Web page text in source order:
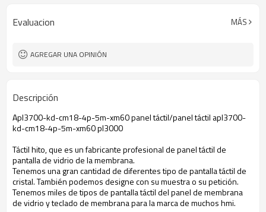
Evaluacion MÁS
AGREGAR UNA OPINIÓN
Descripción
Apl3700-kd-cm18-4p-5m-xm60 panel táctil/panel táctil apl3700-
kd-cm18-4p-5m-xm60 pl3000
Táctil hito, que es un fabricante profesional de panel táctil de
pantalla de vidrio de la membrana.
Tenemos una gran cantidad de diferentes tipo de pantalla táctil de
cristal. También podemos designe con su muestra o su petición.
Tenemos miles de tipos de pantalla táctil del panel de membrana
de vidrio y teclado de membrana para la marca de muchos hmi.